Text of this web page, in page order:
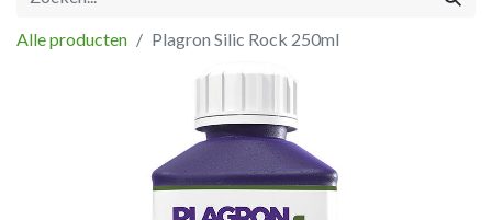
Alle producten Plagron Silic Rock 250ml